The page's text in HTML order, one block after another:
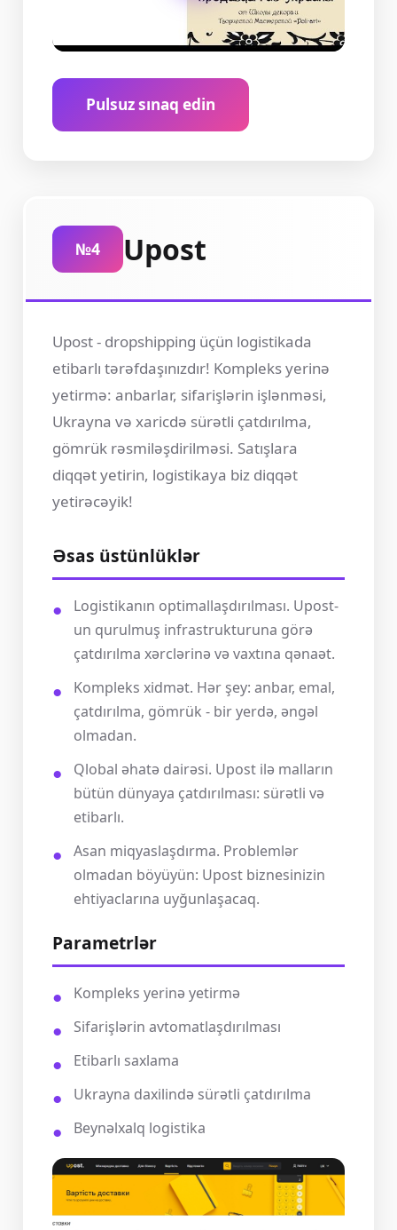
Pulsuz sınaq edin
№4 Upost
Upost - dropshipping üçün logistikada
etibarlı tərəfdaşınızdır! Kompleks yerinə
yetirmə: anbarlar, sifarişlərin işlənməsi,
Ukrayna və xaricdə sürətli çatdırılma,
gömrük rəsmiləşdirilməsi. Satışlara
diqqət yetirin, logistikaya biz diqqət
yetirəcəyik!
Əsas üstünlüklər
Logistikanın optimallaşdırılması. Upost-
un qurulmuş infrastrukturuna görə
çatdırılma xərclərinə və vaxtına qənaət.
Kompleks xidmət. Hər şey: anbar, emal,
çatdırılma, gömrük - bir yerdə, əngəl
olmadan.
Qlobal əhatə dairəsi. Upost ilə malların
bütün dünyaya çatdırılması: sürətli və
etibarlı.
Asan miqyaslaşdırma. Problemlər
olmadan böyüyün: Upost biznesinizin
ehtiyaclarına uyğunlaşacaq.
Parametrlər
Kompleks yerinə yetirmə
Sifarişlərin avtomatlaşdırılması
Etibarlı saxlama
Ukrayna daxilində sürətli çatdırılma
Beynəlxalq logistika